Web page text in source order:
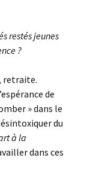
restés jeunes
?
retraite.
de
» dans le
du
à la
dans ces